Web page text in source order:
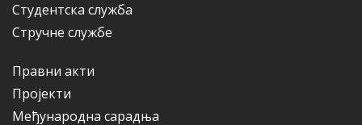
Студентска служба
Стручне службе
Правни акти
Пројекти
Међународна сарадња